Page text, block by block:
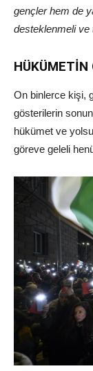
gençler hem de
desteklenmeli ve
HÜKÜMETİN
On binlerce kişi,
gösterilerin
hükümet ve
göreve geleli